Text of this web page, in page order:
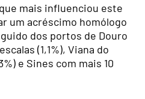
mais influenciou este
um acréscimo homólogo
dos portos de Douro
(1,1%), Viana do
e Sines com mais 10